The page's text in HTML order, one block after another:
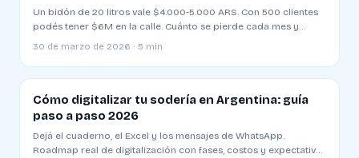
Un bidón de 20 litros vale $4.000-5.000 ARS. Con 500 clientes
podés tener $6M en la calle. Cuánto se pierde cada mes y
cómo evitarlo
30 de marzo de 2026 · 5 min
Cómo digitalizar tu sodería en Argentina: guía
paso a paso 2026
Dejá el cuaderno, el Excel y los mensajes de WhatsApp.
Roadmap real de digitalización con fases, costos y expectativas